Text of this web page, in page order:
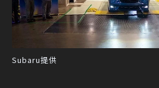
Subaru提供